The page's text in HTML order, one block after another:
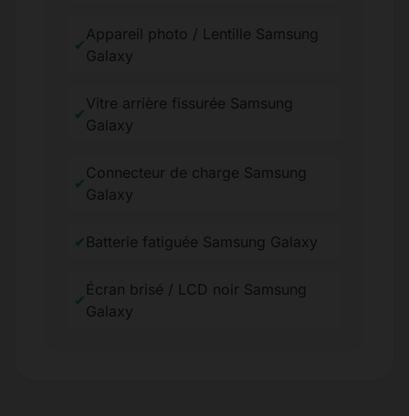
✔
Appareil photo / Lentille Samsung
Galaxy
✔
Vitre arrière fissurée Samsung
Galaxy
✔
Connecteur de charge Samsung
Galaxy
✔ Batterie fatiguée Samsung Galaxy
✔
Écran brisé / LCD noir Samsung
Galaxy